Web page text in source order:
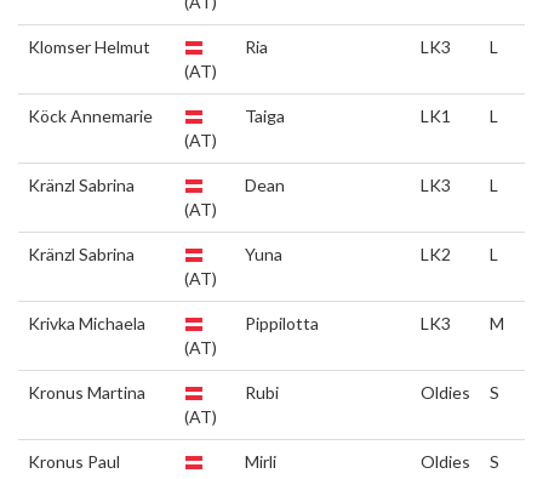
Klomser Helmut
(AT)
Ria LK3 L
Köck Annemarie
(AT)
Taiga LK1 L
Kränzl Sabrina
(AT)
Dean LK3 L
Kränzl Sabrina
(AT)
Yuna LK2 L
Krivka Michaela
(AT)
Pippilotta LK3 M
Kronus Martina
(AT)
Rubi Oldies S
Kronus Paul
Mirli Oldies S